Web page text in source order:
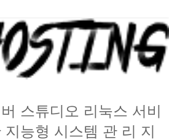
스튜디오 리눅스 서비
지능형 시스템 관 리 지